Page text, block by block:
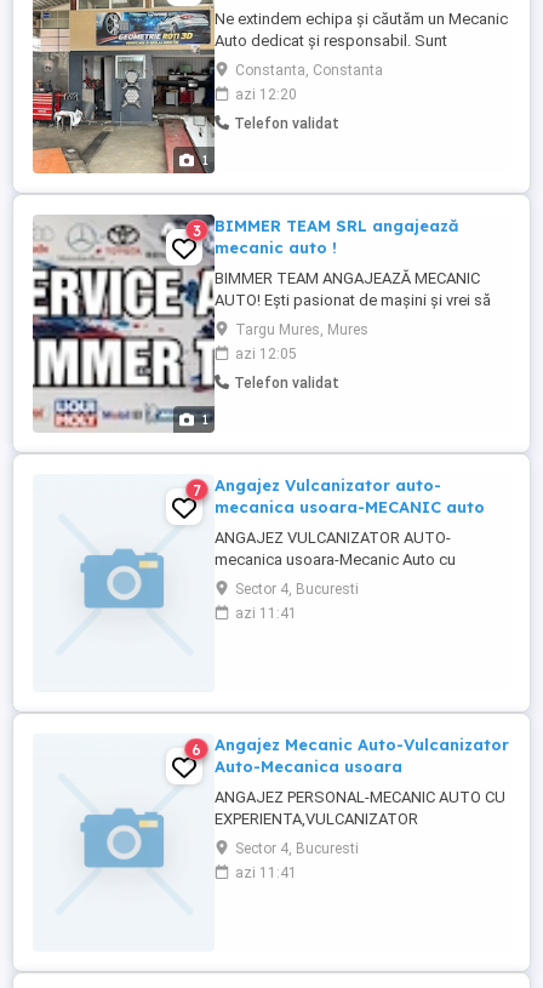
1
Ne extindem echipa și căutăm un Mecanic
Auto dedicat și responsabil. Sunt
bineveniți atât candidații cu experiență
solidă în domeniu, cât și cei aflați la
început de carieră, care dețin cunoștințe
de bază și își doresc să învețe și să se
Constanta, Constanta
azi 12:20
Telefon validat
1
3
BIMMER TEAM SRL angajează
mecanic auto !
BIMMER TEAM ANGAJEAZĂ MECANIC
AUTO! Ești pasionat de mașini și vrei să
lucrezi într-un service unde
profesionalismul, seriozitatea și pasiunea
pentru auto fac diferența? BIMMER TEAM
își mărește echipa și caută un Mecanic
Targu Mures, Mures
azi 12:05
Telefon validat
7
Angajez Vulcanizator auto-
mecanica usoara-MECANIC auto
ANGAJEZ VULCANIZATOR AUTO-
mecanica usoara-Mecanic Auto cu
experienta sos Giurgiului TOPORASI!OFER
SI CAZARE!
Sector 4, Bucuresti
azi 11:41
6
Angajez Mecanic Auto-Vulcanizator
Auto-Mecanica usoara
ANGAJEZ PERSONAL-MECANIC AUTO CU
EXPERIENTA,VULCANIZATOR
AUTO,MECANICA USOARA.rog si ofer
seriozitate!zona sos GIURGIULUI.
SALARIU ATRACTIV.OFER SI CAZARE
Sector 4, Bucuresti
azi 11:41